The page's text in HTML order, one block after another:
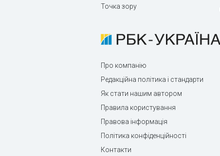
Точка зору
Про компанію
Редакційна політика і стандарти
Як стати нашим автором
Правила користування
Правова інформація
Політика конфіденційності
Контакти